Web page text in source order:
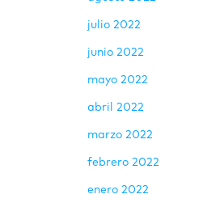
julio 2022
junio 2022
mayo 2022
abril 2022
marzo 2022
febrero 2022
enero 2022